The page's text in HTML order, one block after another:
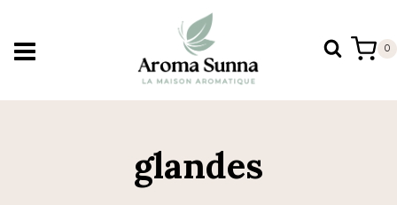
contenu
0
glandes